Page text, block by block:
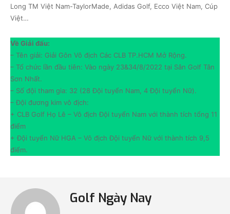
Long TM Việt Nam-TaylorMade, Adidas Golf, Ecco Việt Nam, Cúp
Việt…
Về Giải đấu:
– Tên giải: Giải Gôn Vô địch Các CLB TP.HCM Mở Rộng.
– Tổ chức lần đầu tiên: Vào ngày 23&34/8/2022 tại Sân Golf Tân
Sơn Nhất.
– Số đội tham gia: 32 (28 Đội tuyển Nam, 4 Đội tuyển Nữ).
– Đội đương kim vô địch:
+ CLB Golf Họ Lê – Vô địch Đội tuyển Nam với thành tích tổng 11
điểm
+ Đội tuyển Nữ HGA – Vô địch Đội tuyển Nữ với thành tích 9,5
điểm.
Golf Ngày Nay